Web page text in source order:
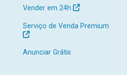
Vender em 24h
Serviço de Venda Premium
Anunciar Grátis